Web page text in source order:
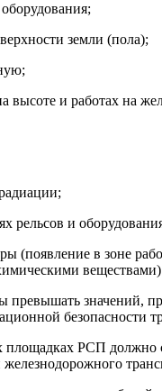
земли (пола);
высоте и работах на
рельсов и
(появление в зоне
значений,
безопасности
РСП